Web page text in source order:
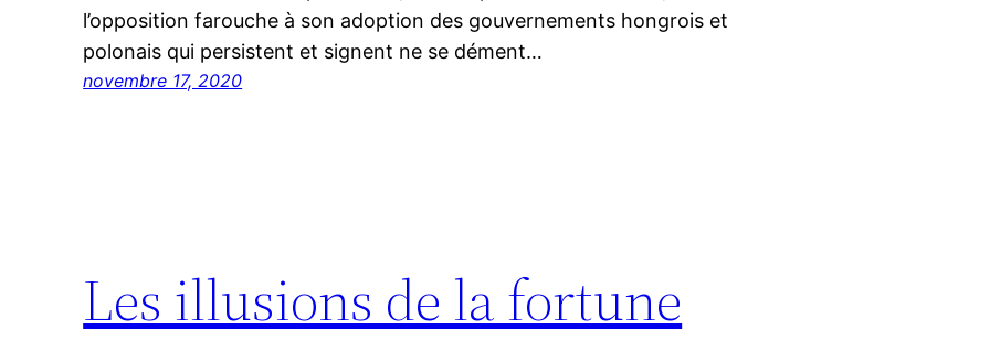
l’opposition farouche à son adoption des gouvernements hongrois et
polonais qui persistent et signent ne se dément…
novembre 17, 2020
Les illusions de la fortune